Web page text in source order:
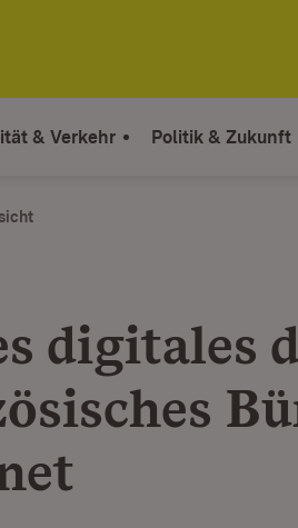
& Verkehr Politik & Zukunft
digitales